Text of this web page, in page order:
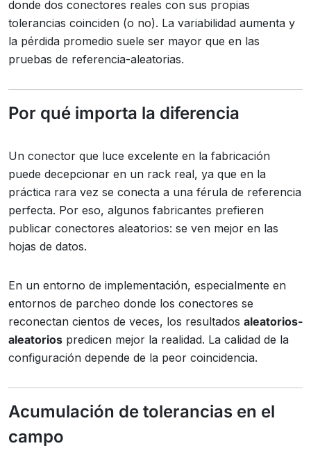
donde dos conectores reales con sus propias
tolerancias coinciden (o no). La variabilidad aumenta y
la pérdida promedio suele ser mayor que en las
pruebas de referencia-aleatorias.
Por qué importa la diferencia
Un conector que luce excelente en la fabricación
puede decepcionar en un rack real, ya que en la
práctica rara vez se conecta a una férula de referencia
perfecta. Por eso, algunos fabricantes prefieren
publicar conectores aleatorios: se ven mejor en las
hojas de datos.
En un entorno de implementación, especialmente en
entornos de parcheo donde los conectores se
reconectan cientos de veces, los resultados aleatorios-
aleatorios predicen mejor la realidad. La calidad de la
configuración depende de la peor coincidencia.
Acumulación de tolerancias en el
campo